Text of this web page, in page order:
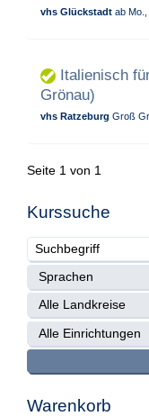
vhs Glückstadt ab
Italienisch
Grönau)
vhs Ratzeburg Groß
Seite 1 von 1
Kurssuche
Warenkorb